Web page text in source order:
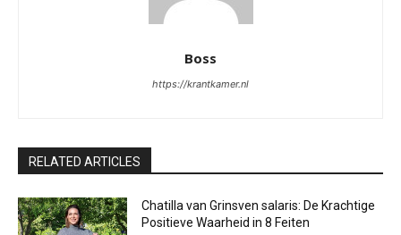
Boss
https://krantkamer.nl
RELATED ARTICLES
Chatilla van Grinsven salaris: De Krachtige
Positieve Waarheid in 8 Feiten